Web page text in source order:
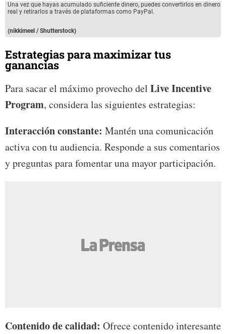
Una vez que hayas acumulado suficiente dinero, puedes convertirlos en dinero
real y retirarlos a través de plataformas como PayPal.
(nikkimeel / Shutterstock)
Estrategias para maximizar tus
ganancias
Para sacar el máximo provecho del Live Incentive
Program, considera las siguientes estrategias:
Interacción constante: Mantén una comunicación
activa con tu audiencia. Responde a sus comentarios
y preguntas para fomentar una mayor participación.
Contenido de calidad: Ofrece contenido interesante